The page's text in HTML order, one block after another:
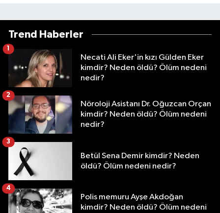
Trend Haberler
Necati Ali Eker'in kızı Gülden Eker
kimdir? Neden öldü? Ölüm nedeni
nedir?
1
Nöroloji Asistanı Dr. Oğuzcan Orçan
kimdir? Neden öldü? Ölüm nedeni
nedir?
2
Betül Sena Demir kimdir? Neden
öldü? Ölüm nedeni nedir?
3
Polis memuru Ayşe Akdoğan
kimdir? Neden öldü? Ölüm nedeni
4